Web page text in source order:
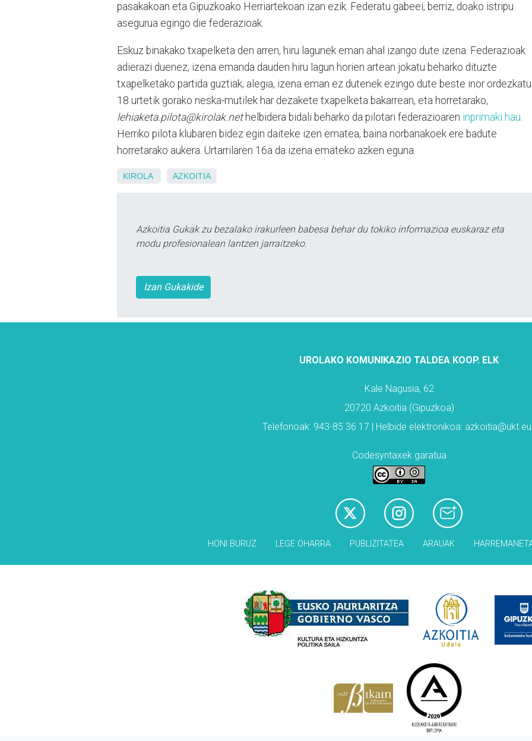
pasakakoan eta Gipuzkoako Herriartekoan izan ezik. Federatu gabeei, berriz, doako istripu
asegurua egingo die federazioak.
Eskuz binakako txapelketa den arren, hiru lagunek eman ahal izango dute izena. Federazioak
adierazi duenez, izena emanda dauden hiru lagun horien artean jokatu beharko dituzte
txapelketako partida guztiak; alegia, izena eman ez dutenek ezingo dute beste inor
18 urtetik gorako neska-mutilek har dezakete txapelketa bakarrean, eta horretarako,
lehiaketa.pilota@kirolak.nethelbidera bidali beharko da pilotari federazioaren inprimaki hau
Herriko pilota klubaren bidez egin daiteke izen ematea, baina norbanakoek ere badute
horretarako aukera. Urtarrilaren 16a da izena emateko azken eguna.
KIROLA AZKOITIA
Azkoitia Gukak zu bezalako irakurleen babesa behar du tokiko informazioa euskaraz eta
modu profesionalean lantzen jarraitzeko.
Izan Gukakide
UROLAKO KOMUNIKAZIO TALDEA KOOP. ELK
Kale Nagusia, 62
20720 Azkoitia (Gipuzkoa)
Telefonoak: 943-85 36 17 | Helbide elektronikoa:
Codesyntaxek garatua
HONI BURUZ LEGE OHARRA PUBLIZITATEA ARAUAK